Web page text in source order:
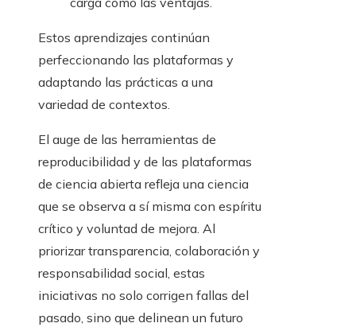
Estos aprendizajes continúan
perfeccionando las plataformas y
adaptando las prácticas a una
variedad de contextos.
El auge de las herramientas de
reproducibilidad y de las plataformas
de ciencia abierta refleja una ciencia
que se observa a sí misma con espíritu
crítico y voluntad de mejora. Al
priorizar transparencia, colaboración y
responsabilidad social, estas
iniciativas no solo corrigen fallas del
pasado, sino que delinean un futuro